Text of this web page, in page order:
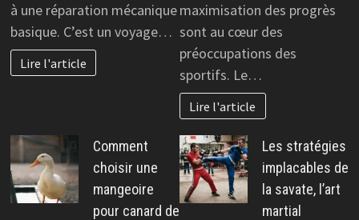
à une réparation mécanique
basique. C’est un voyage…
Lire l'article
maximisation des progrès
sont au cœur des
préoccupations des
sportifs. Le…
Lire l'article
Comment
choisir une
mangeoire
pour canard de
Les stratégies
implacables de
la savate, l’art
martial